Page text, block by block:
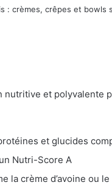
nutritive et
et glucides
Nutri-Score A
la crème d’avoine ou